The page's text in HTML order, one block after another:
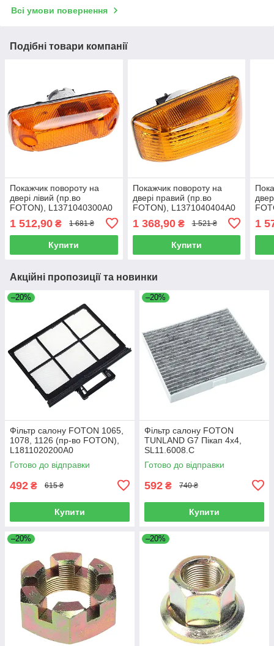
Всі умови повернення
Подібні товари компанії
Покажчик повороту на
двері лівий (пр.во
FOTON), L1371040300A0
1 512,90 ₴ 1 681 ₴
Купити
Покажчик повороту на
двері правий (пр.во
FOTON), L1371040404A0
1 368,90₴ 1 521 ₴
Купити
1
Акційні пропозиції та новинки
–20%
Фільтр салону FOTON 1065,
1078, 1126 (пр-во FOTON),
L1811020200A0
Готово до відправки
492 ₴ 615 ₴
Купити
–20%
Фільтр салону FOTON
TUNLAND G7 Пікап 4х4,
SL11.6008.C
Готово до відправки
592 ₴ 740 ₴
Купити
–20% –20%